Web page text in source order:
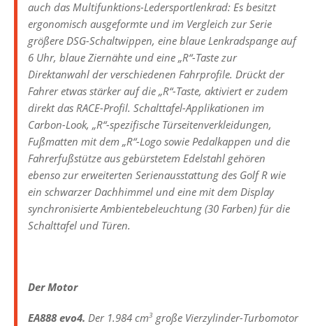
auch das Multifunktions-Ledersportlenkrad: Es besitzt
ergonomisch ausgeformte und im Vergleich zur Serie
größere DSG-Schaltwippen, eine blaue Lenkradspange auf
6 Uhr, blaue Ziernähte und eine „R“-Taste zur
Direktanwahl der verschiedenen Fahrprofile. Drückt der
Fahrer etwas stärker auf die „R“-Taste, aktiviert er zudem
direkt das RACE-Profil. Schalttafel-Applikationen im
Carbon-Look, „R“-spezifische Türseitenverkleidungen,
Fußmatten mit dem „R“-Logo sowie Pedalkappen und die
Fahrerfußstütze aus gebürstetem Edelstahl gehören
ebenso zur erweiterten Serienausstattung des Golf R wie
ein schwarzer Dachhimmel und eine mit dem Display
synchronisierte Ambientebeleuchtung (30 Farben) für die
Schalttafel und Türen.
Der Motor
EA888 evo4. Der 1.984 cm3 große Vierzylinder-Turbomotor